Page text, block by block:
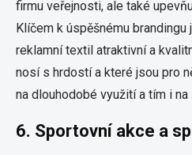
firmu veřejnosti, ale také
Klíčem k úspěšnému
reklamní textil atraktivní a
nosí s hrdostí a které jsou pro
na dlouhodobé využití a tím i na
6. Sportovní akce a